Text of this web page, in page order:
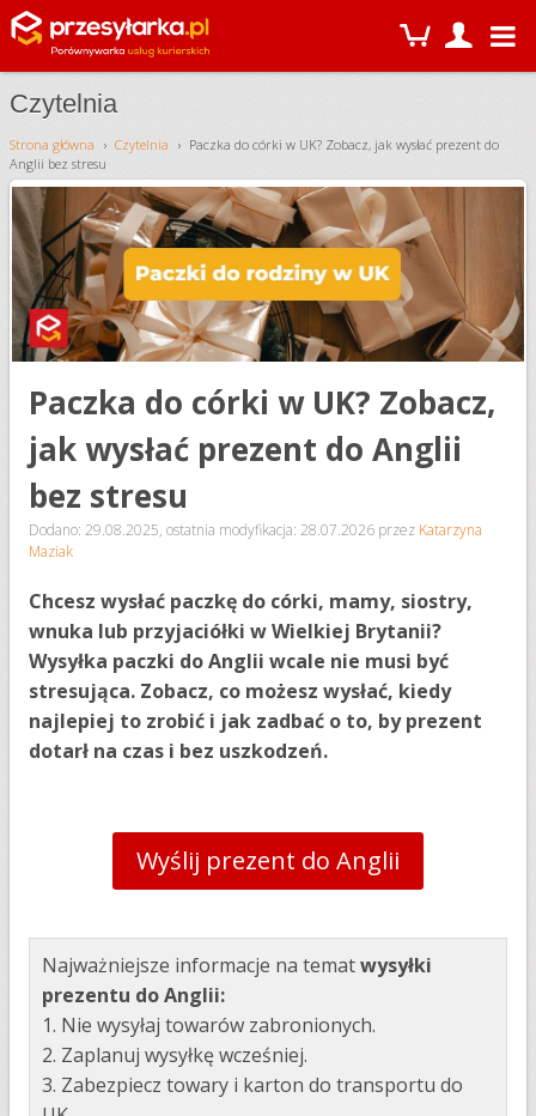
Czytelnia
Strona główna Czytelnia
Paczka do córki w UK? Zobacz, jak wysłać prezent do
Anglii bez stresu
Paczka do córki w UK? Zobacz,
jak wysłać prezent do Anglii
bez stresu
Dodano: 29.08.2025, ostatnia modyfikacja: 28.07.2026 przez Katarzyna
Maziak
Chcesz wysłać paczkę do córki, mamy, siostry,
wnuka lub przyjaciółki w Wielkiej Brytanii?
Wysyłka paczki do Anglii wcale nie musi być
stresująca. Zobacz, co możesz wysłać, kiedy
najlepiej to zrobić i jak zadbać o to, by prezent
dotarł na czas i bez uszkodzeń.
Wyślij prezent do Anglii
Najważniejsze informacje na tematwysyłki
prezentu do Anglii:
1. Nie wysyłaj towarów zabronionych.
2. Zaplanuj wysyłkę wcześniej.
3. Zabezpiecz towary i karton do transportu do